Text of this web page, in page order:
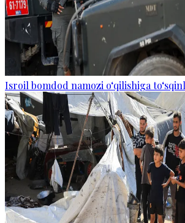
Isroil bomdod namozi o‘qilishiga